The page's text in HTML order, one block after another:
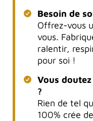
Besoin de
Offrez-vous
vous.
ralentir,
pour soi !
Vous
?
Rien de tel
100% crée